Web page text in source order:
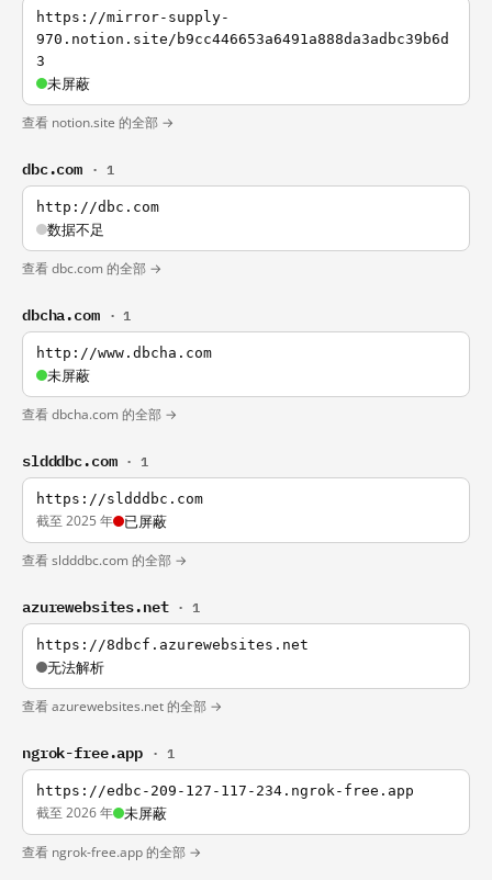
https://mirror-supply-
970.notion.site/b9cc446653a6491a888da3adbc39b6d
3
未屏蔽
查看 notion.site 的全部 →
dbc.com · 1
http://dbc.com
数据不足
查看 dbc.com 的全部 →
dbcha.com · 1
http://www.dbcha.com
未屏蔽
查看 dbcha.com 的全部 →
sldddbc.com · 1
https://sldddbc.com
截至 2025 年 已屏蔽
查看 sldddbc.com 的全部 →
azurewebsites.net · 1
https://8dbcf.azurewebsites.net
无法解析
查看 azurewebsites.net 的全部 →
ngrok-free.app · 1
https://edbc-209-127-117-234.ngrok-free.app
截至 2026 年 未屏蔽
查看 ngrok-free.app 的全部 →